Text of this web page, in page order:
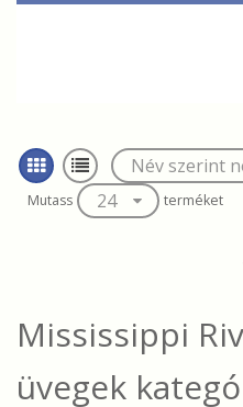
Mutass terméket
Mississippi
üvegek